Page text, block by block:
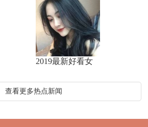
2019最新好看女
查看更多热点新闻